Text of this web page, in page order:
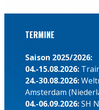
TERMINE
Saison 2025/2026:
04.-15.08.2026:
24.-30.08.2026:
Amsterdam
04.-06.09.2026:SH